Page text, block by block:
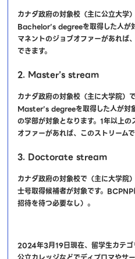
カナダ政府の対象校（主に公立大学
Bachelor’s degreeを取得した人が
マネントのジョブオファーがあれば
できます。
2. Master’s stream
カナダ政府の対象校（主に大学院）
Master’s degreeを取得した人が対
の学部が対象となります。1年以上
オファーがあれば、このストリーム
3. Doctorate stream
カナダ政府の対象校で（主に大学院
士号取得候補者が対象です。
招待を待つ必要なし）。
2024年3月19日現在、留学生カテ